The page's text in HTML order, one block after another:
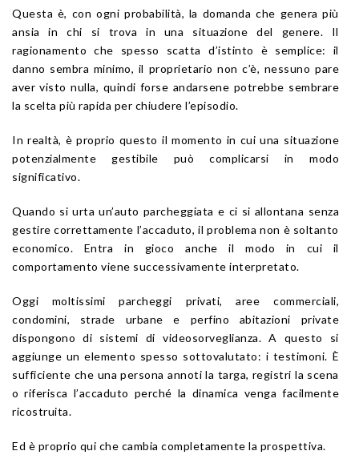
Questa è, con ogni probabilità, la domanda che genera più
ansia in chi si trova in una situazione del genere. Il
ragionamento che spesso scatta d’istinto è semplice: il
danno sembra minimo, il proprietario non c’è, nessuno pare
aver visto nulla, quindi forse andarsene potrebbe sembrare
la scelta più rapida per chiudere l’episodio.
In realtà, è proprio questo il momento in cui una situazione
potenzialmente gestibile può complicarsi in modo
significativo.
Quando si urta un’auto parcheggiata e ci si allontana senza
gestire correttamente l’accaduto, il problema non è soltanto
economico. Entra in gioco anche il modo in cui il
comportamento viene successivamente interpretato.
Oggi moltissimi parcheggi privati, aree commerciali,
condomini, strade urbane e perfino abitazioni private
dispongono di sistemi di videosorveglianza. A questo si
aggiunge un elemento spesso sottovalutato: i testimoni. È
sufficiente che una persona annoti la targa, registri la scena
o riferisca l’accaduto perché la dinamica venga facilmente
ricostruita.
Ed è proprio qui che cambia completamente la prospettiva.